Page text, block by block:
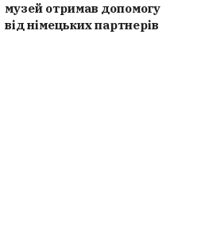
музей отримав допомогу
від німецьких партнерів